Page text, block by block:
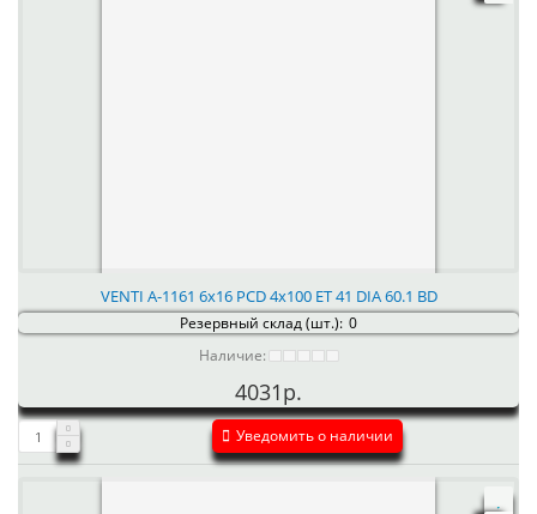
VENTI А-1161 6x16 PCD 4x100 ET 41 DIA 60.1 BD
Резервный склад (шт.): 0
Наличие:
4031р.
Уведомить о наличии